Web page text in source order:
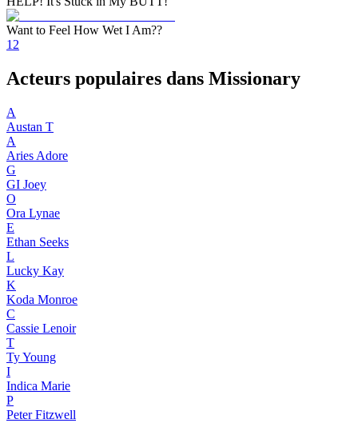
Want to Feel How Wet I Am??
1 2
Acteurs populaires dans Missionary
A
Austan T
A
Aries Adore
G
GI Joey
O
Ora Lynae
E
Ethan Seeks
L
Lucky Kay
K
Koda Monroe
C
Cassie Lenoir
T
Ty Young
I
Indica Marie
P
Peter Fitzwell